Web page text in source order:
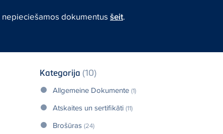
dokumentus šeit.
Kategorija (10)
Allgemeine Dokumente (1)
Atskaites un sertifikāti (11)
Brošūras (24)